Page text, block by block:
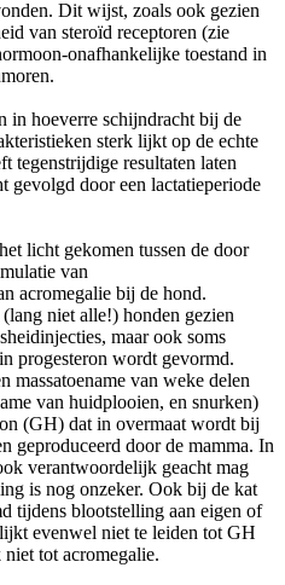
Dit wijst, zoals ook gezien
van steroïd receptoren (zie
onafhankelijke toestand in
in hoeverre schijndracht bij de
sterk lijkt op de echte
tegenstrijdige resultaten laten
gevolgd door een lactatieperiode
licht gekomen tussen de door
van
acromegalie bij de hond.
niet alle!) honden gezien
maar ook soms
progesteron wordt gevormd.
massatoename van weke delen
van huidplooien, en snurken)
(GH) dat in overmaat wordt bij
geproduceerd door de mamma. In
verantwoordelijk geacht mag
is nog onzeker. Ook bij de kat
tijdens blootstelling aan eigen of
evenwel niet te leiden tot GH
tot acromegalie.